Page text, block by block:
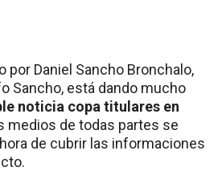
por Daniel Sancho Bronchalo,
Sancho, está dando mucho
noticia copa titulares en
medios de todas partes se
de cubrir las informaciones